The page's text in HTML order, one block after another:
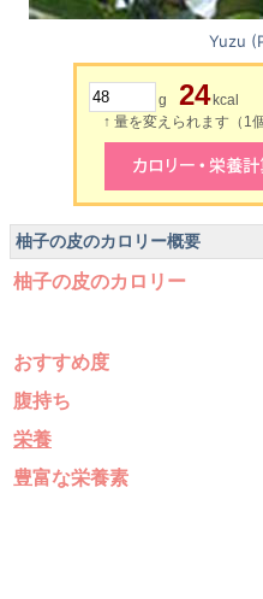
Yuzu
g 24 kcal
↑ 量を変えられます（1
柚子の皮のカロリー概要
柚子の皮のカロリー
おすすめ度
腹持ち
栄養
豊富な栄養素